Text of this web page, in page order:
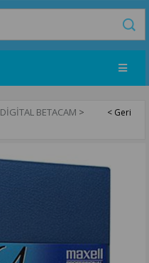
DIGITAL BETACAM >